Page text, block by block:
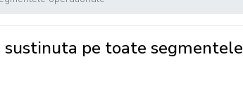
pe toate segmentele